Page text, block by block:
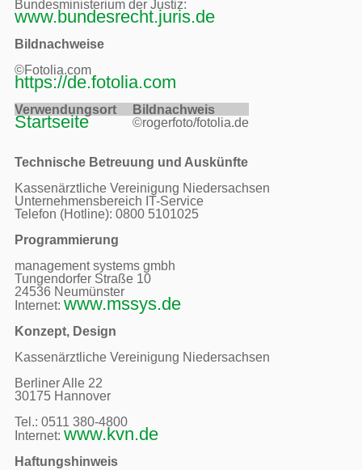
www.bundesrecht.juris.de
Bildnachweise
https://de.fotolia.com
Verwendungsort Bildnachweis
Startseite ©rogerfoto/fotolia.de
Technische Betreuung und Auskünfte
Kassenärztliche Vereinigung Niedersachsen
Unternehmensbereich IT-Service
Telefon (Hotline): 0800 5101025
Programmierung
management systems gmbh
Tungendorfer Straße 10
24536 Neumünster
Internet: www.mssys.de
Konzept, Design
Kassenärztliche Vereinigung Niedersachsen
Berliner Alle 22
30175 Hannover
Tel.: 0511 380-4800
Internet: www.kvn.de
Haftungshinweis